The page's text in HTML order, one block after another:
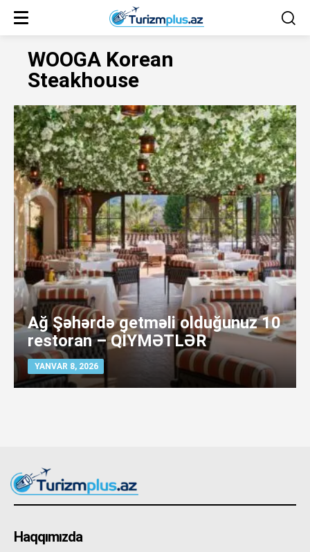
WOOGA Korean
Steakhouse
Ağ Şəhərdə getməli olduğunuz 10
restoran – QİYMƏTLƏR
YANVAR 8, 2026
Haqqımızda